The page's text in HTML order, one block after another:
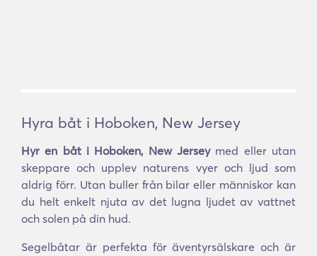
Hyra båt i Hoboken, New Jersey
Hyr en båt i Hoboken, New Jerseymed eller utan
skeppare och upplev naturens vyer och ljud som
aldrig förr. Utan buller från bilar eller människor kan
du helt enkelt njuta av det lugna ljudet av vattnet
och solen på din hud.
Segelbåtar är perfekta för äventyrsälskare och är